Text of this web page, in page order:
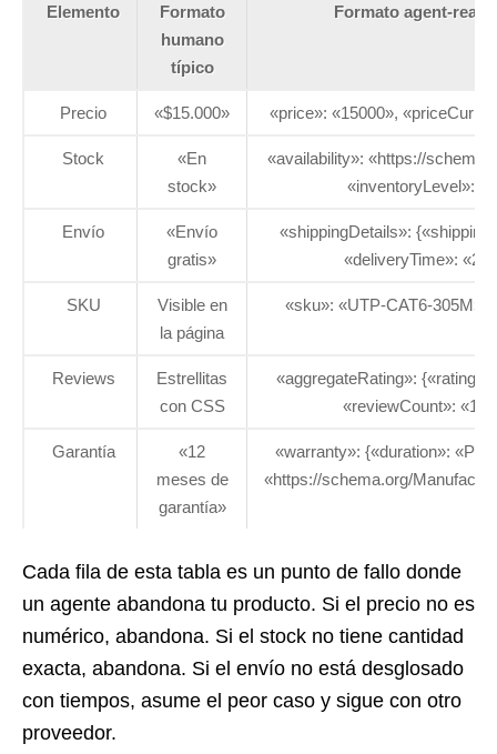
Elemento
Formato
humano
típico
Formato agent-
Precio «$15.000» «price»: «15000»,
Stock
«En
stock»
«availability»: «https://
«inventoryLevel»:
Envío
«Envío
gratis»
«shippingDetails»:
«deliveryTime»: «2-
SKU
Visible en
la página
«sku»: «UTP-CAT6-305M»
Reviews
Estrellitas
con CSS
«aggregateRating»:
«reviewCount»:
Garantía
«12
meses de
garantía»
«warranty»: {«duration»:
«https://schema.org/
Cada fila de esta tabla es un punto de fallo donde
un agente abandona tu producto. Si el precio no es
numérico, abandona. Si el stock no tiene cantidad
exacta, abandona. Si el envío no está desglosado
con tiempos, asume el peor caso y sigue con otro
proveedor.